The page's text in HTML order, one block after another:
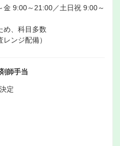
9:00～21:00／土日祝 9:00～
め、科目多数
ンジ配備）
師手当
定